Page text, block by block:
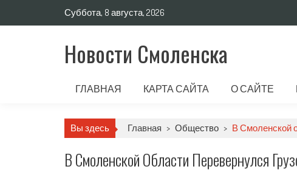
Суббота, 8 августа, 2026
Новости Смоленска
ГЛАВНАЯ КАРТА САЙТА О САЙТЕ
Вы здесь Главная > Общество > В Смоленской
В Смоленской Области Перевернулся